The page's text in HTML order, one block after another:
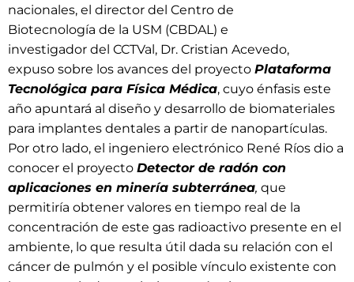
nacionales, el director del Centro de
Biotecnología de la USM (CBDAL) e
investigador del CCTVal, Dr. Cristian Acevedo,
expuso sobre los avances del proyecto Plataforma
Tecnológica para Física Médica, cuyo énfasis este
año apuntará al diseño y desarrollo de biomateriales
para implantes dentales a partir de nanopartículas.
Por otro lado, el ingeniero electrónico René Ríos dio a
conocer el proyecto Detector de radón con
aplicaciones en minería subterránea, que
permitiría obtener valores en tiempo real de la
concentración de este gas radioactivo presente en el
ambiente, lo que resulta útil dada su relación con el
cáncer de pulmón y el posible vínculo existente con